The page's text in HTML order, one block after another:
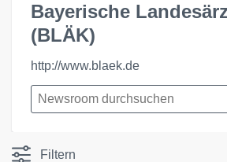
Bayerische
(BLÄK)
http://www.blaek.de
Filtern